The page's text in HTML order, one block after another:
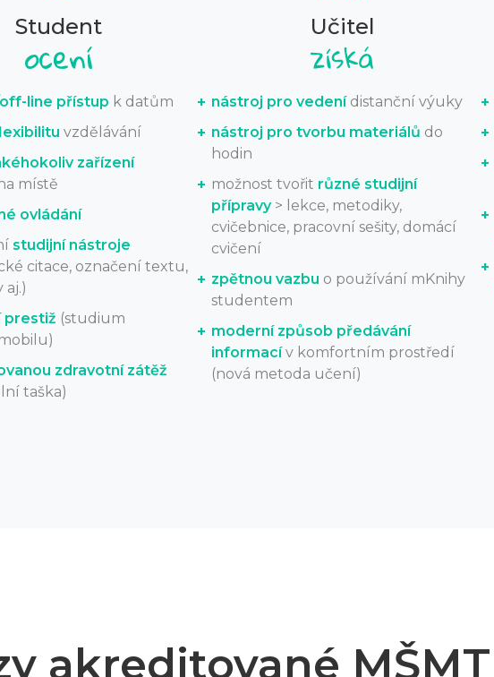
Student
line přístup k datům
vzdělávání
zařízení
místě
ovládání
studijní nástroje
citace, označení textu,
aj.)
prestiž (studium
zdravotní zátěž
taška)
Učitel
nástroj pro vedenídistanční výuky
nástroj pro tvorbu materiálů do
hodin
možnost tvořit různé studijní
přípravy> lekce, metodiky,
cvičebnice, pracovní sešity, domácí
cvičení
zpětnou vazbu o používání mKnihy
studentem
moderní způsob předávání
informacív komfortním prostředí
(nová metoda učení)
akreditované MŠMT